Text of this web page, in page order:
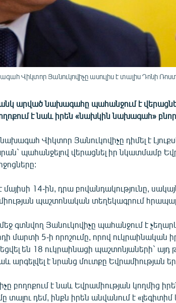
Վիկտոր Յանուկովիչը ասուլիս է տալիս Դոնի
արված նախագահը պահանջում է
է նաև իրեն «նախկին նախագահ»
Վիկտոր Յանուկովիչը դիմել է
պահանջելով վերացնել իր նկատմամբ
մայիսի 14-ին, դրա բովանդակությունը,
պաշտոնական տեղեկագրում
գտնվող Յանուկովիչը պահանջում է
մարտի 5-ի որոշումը, որով ուկրաինական
են 18 ուկրաինացի պաշտոնյաների` այդ
արգելվել է նրանց մուտքը Եվրամիության
բողոքում է նաև Եվրամիության կողմից
տալու դեմ, ինքն իրեն անվանում է